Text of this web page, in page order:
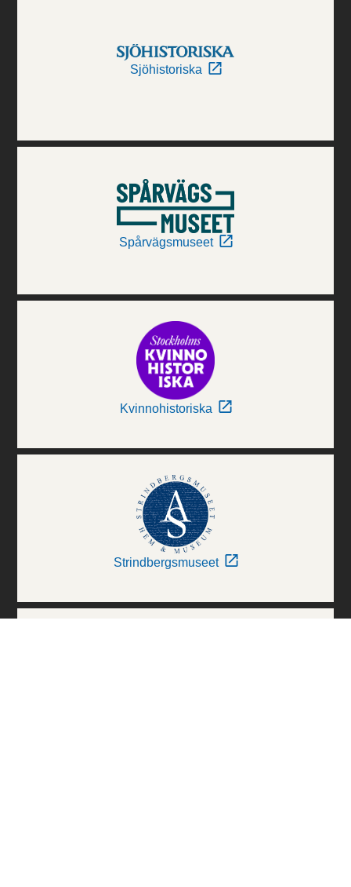
Sjöhistoriska
Spårvägsmuseet
Kvinnohistoriska
Strindbergsmuseet